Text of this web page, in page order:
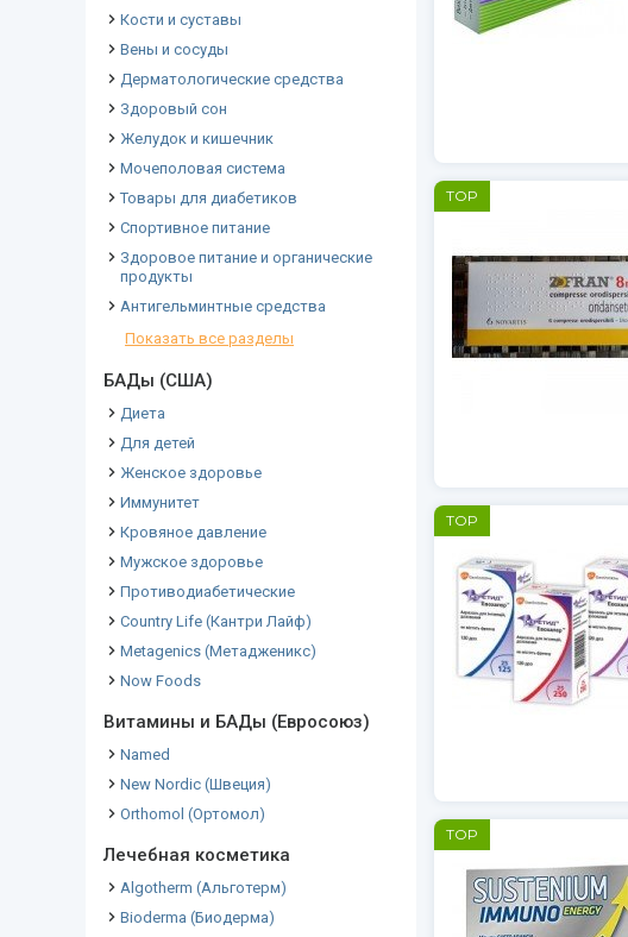
Кости и суставы
Вены и сосуды
Дерматологические средства
Здоровый сон
Желудок и кишечник
Мочеполовая система
Товары для диабетиков
Спортивное питание
Здоровое питание и органические
продукты
Антигельминтные средства
Показать все разделы
БАДы (США)
Диета
Для детей
Женское здоровье
Иммунитет
Кровяное давление
Мужское здоровье
Противодиабетические
Country Life (Кантри Лайф)
Metagenics (Метадженикс)
Now Foods
Витамины и БАДы (Евросоюз)
Named
New Nordic (Швеция)
Orthomol (Ортомол)
Лечебная косметика
Algotherm (Альготерм)
Bioderma (Биодерма)
TOP
TOP
TOP